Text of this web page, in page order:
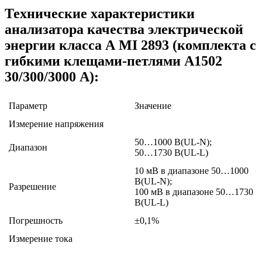
Технические характеристики
анализатора качества электрической
энергии класса А MI 2893 (комплекта с
гибкими клещами-петлями А1502
30/300/3000 А):
Параметр
Значение
Измерение напряжения
Диапазон
50…1000 В(UL-N);
50…1730 В(UL-L)
Разрешение
10 мВ в диапазоне 50…1000
В(UL-N);
100 мВ в диапазоне 50…1730
В(UL-L)
Погрешность
±0,1%
Измерение тока